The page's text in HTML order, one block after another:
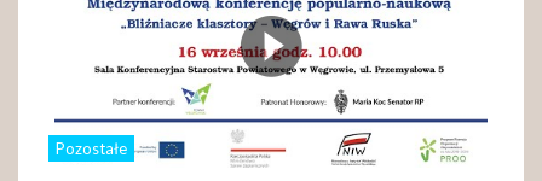
Pozostałe